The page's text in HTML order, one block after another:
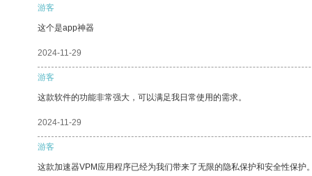
游客
这个是app神器
2024-11-29
游客
这款软件的功能非常强大，可以满足我日常使用的需求。
2024-11-29
游客
这款加速器VPM应用程序已经为我们带来了无限的隐私保护和安全性保护